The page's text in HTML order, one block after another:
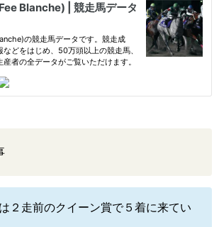
２走前のクイーン賞で５着に来てい